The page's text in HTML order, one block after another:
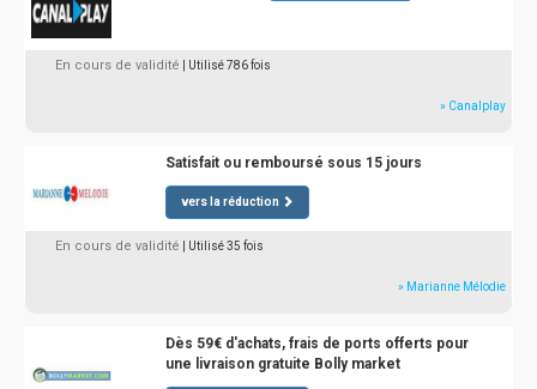
En cours de validité | Utilisé 786 fois
» Canalplay
Satisfait ou remboursé sous 15 jours
vers la réduction
En cours de validité | Utilisé 35 fois
» Marianne Mélodie
Dès 59€ d'achats, frais de ports offerts pour
une livraison gratuite Bolly market